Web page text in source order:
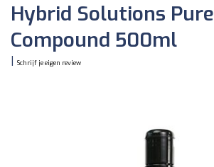
Hybrid Solutions Pure
Compound 500ml
Schrijf je eigen review